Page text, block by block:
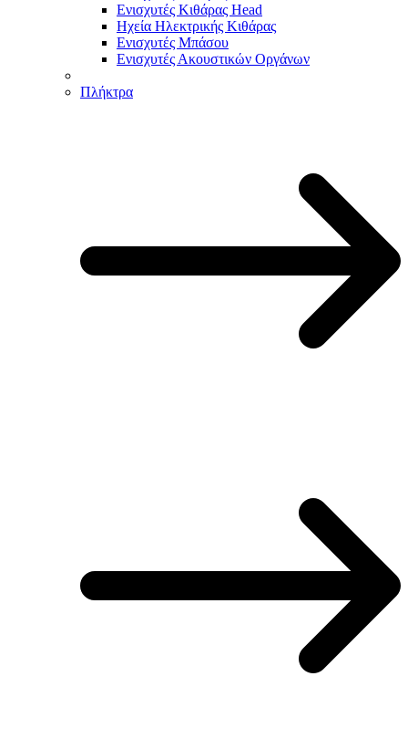
Ενισχυτές Κιθάρας Head
Ηχεία Ηλεκτρικής Κιθάρας
Ενισχυτές Μπάσου
Ενισχυτές Ακουστικών Οργάνων
Πλήκτρα